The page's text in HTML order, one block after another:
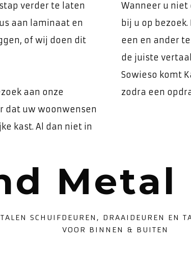
verder te laten
aan laminaat en
of wij doen dit
aan onze
dat uw woonwensen
kast. Al dan niet in
Wanneer u
bij u op
een en ander
de juiste
Sowieso komt
zodra een
Metal
SCHUIFDEUREN, DRAAIDEUREN EN
VOOR BINNEN & BUITEN